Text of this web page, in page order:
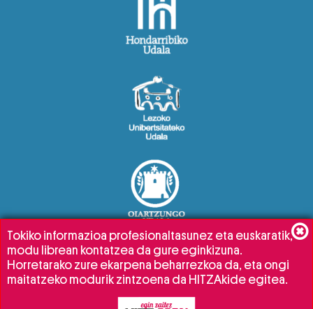
Tokiko informazioa profesionaltasunez eta euskaratik,
modu librean kontatzea da gure eginkizuna.
Horretarako zure ekarpena beharrezkoa da, eta ongi
maitatzeko modurik zintzoena da HITZAkide egitea.